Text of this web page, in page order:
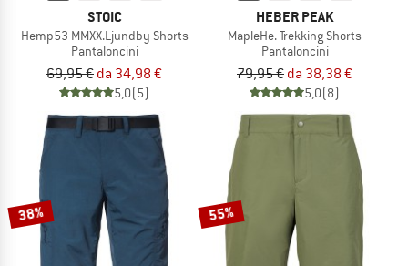
STOIC
Hemp53 MMXX.Ljundby Shorts
Pantaloncini
69,95 € da 34,98 €
5,0(5)
HEBER PEAK
MapleHe. Trekking Shorts
Pantaloncini
79,95 € da 38,38 €
5,0(8)
38% 55%